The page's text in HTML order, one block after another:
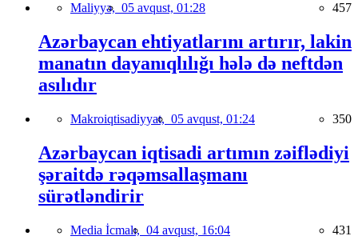
Maliyyə, 05 avqust, 01:28 457
Azərbaycan ehtiyatlarını artırır, lakin
manatın dayanıqlılığı hələ də neftdən
asılıdır
Makroiqtisadiyyat, 05 avqust, 01:24 350
Azərbaycan iqtisadi artımın zəiflədiyi
şəraitdə rəqəmsallaşmanı
sürətləndirir
Media İcmalı, 04 avqust, 16:04 431